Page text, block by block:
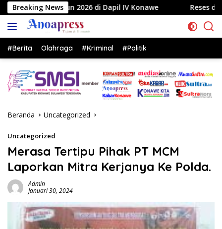
Langsung
ke
konten
Breaking News
di Dapil IV Konawe Reses di Labela, Anggota DPRD
#Berita Olahraga #Kriminal #Politik
Beranda Uncategorized
Uncategorized
Merasa Tertipu Pihak PT MCM
Laporkan Mitra Kerjanya Ke Polda.
Admin
Januari 30, 2024